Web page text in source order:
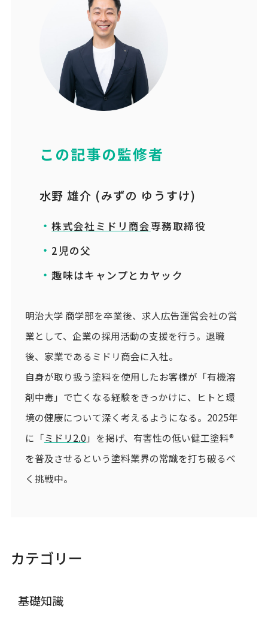
この記事の監修者
水野 雄介 (みずの ゆうすけ)
株式会社ミドリ商会専務取締役
2児の父
趣味はキャンプとカヤック
明治大学 商学部を卒業後、求人広告運営会社の営
業として、企業の採用活動の支援を行う。退職
後、家業であるミドリ商会に入社。
自身が取り扱う塗料を使用したお客様が「有機溶
剤中毒」で亡くなる経験をきっかけに、ヒトと環
境の健康について深く考えるようになる。2025年
に「ミドリ2.0 」を掲げ、有害性の低い健工塗料®
を普及させるという塗料業界の常識を打ち破るべ
く挑戦中。
カテゴリー
基礎知識